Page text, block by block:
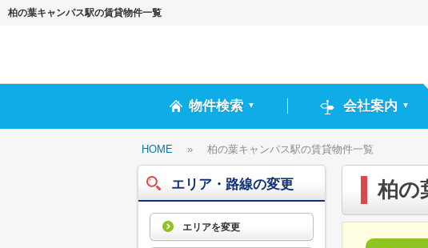
柏の葉キャンパス駅の賃貸物件一覧
物件検索 ▼ 会社案内 ▼
HOME » 柏の葉キャンパス駅の賃貸物件一覧
柏の
エリア・路線の変更
エリアを変更